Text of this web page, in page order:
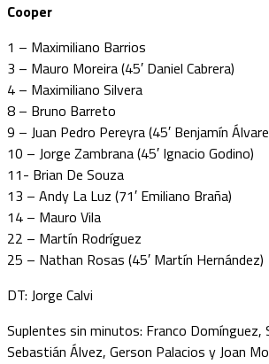
Cooper
1 – Maximiliano Barrios
3 – Mauro Moreira (45′ Daniel Cabrera)
4 – Maximiliano Silvera
8 – Bruno Barreto
9 – Juan Pedro Pereyra (45′ Benjamín
10 – Jorge Zambrana (45′ Ignacio Godino)
11- Brian De Souza
13 – Andy La Luz (71′ Emiliano Braña)
14 – Mauro Vila
22 – Martín Rodríguez
25 – Nathan Rosas (45′ Martín Hernández)
DT: Jorge Calvi
Suplentes sin minutos: Franco Domínguez,
Sebastián Álvez, Gerson Palacios y Joan